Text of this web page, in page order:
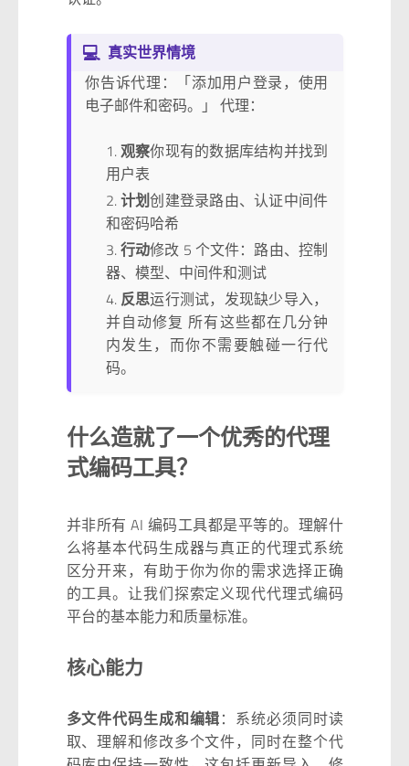
💻 真实世界情境
你告诉代理：「添加用户登录，使用
电子邮件和密码。」 代理：
观察你现有的数据库结构并找到
用户表
计划创建登录路由、认证中间件
和密码哈希
行动修改 5 个文件：路由、控制
器、模型、中间件和测试
反思运行测试，发现缺少导入，
并自动修复 所有这些都在几分钟
内发生，而你不需要触碰一行代
码。
什么造就了一个优秀的代理
式编码工具？
并非所有 AI 编码工具都是平等的。理解什
么将基本代码生成器与真正的代理式系统
区分开来，有助于你为你的需求选择正确
的工具。让我们探索定义现代代理式编码
平台的基本能力和质量标准。
核心能力
多文件代码生成和编辑：系统必须同时读
取、理解和修改多个文件，同时在整个代